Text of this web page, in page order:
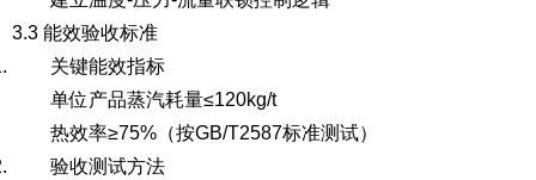
3.3 能效验收标准
关键能效指标
单位产品蒸汽耗量≤120kg/t
热效率≥75%（按GB/T2587标准测试）
验收测试方法